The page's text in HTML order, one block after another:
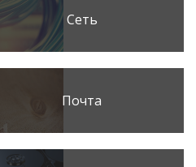
Сеть
Почта